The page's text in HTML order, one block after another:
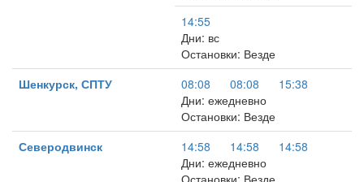
14:55
Дни: вс
Остановки: Везде
Шенкурск, СПТУ
08:08 08:08
15:38
Дни: ежедневно
Остановки: Везде
Северодвинск
14:58 14:58
14:58
Дни: ежедневно
Остановки: Везде